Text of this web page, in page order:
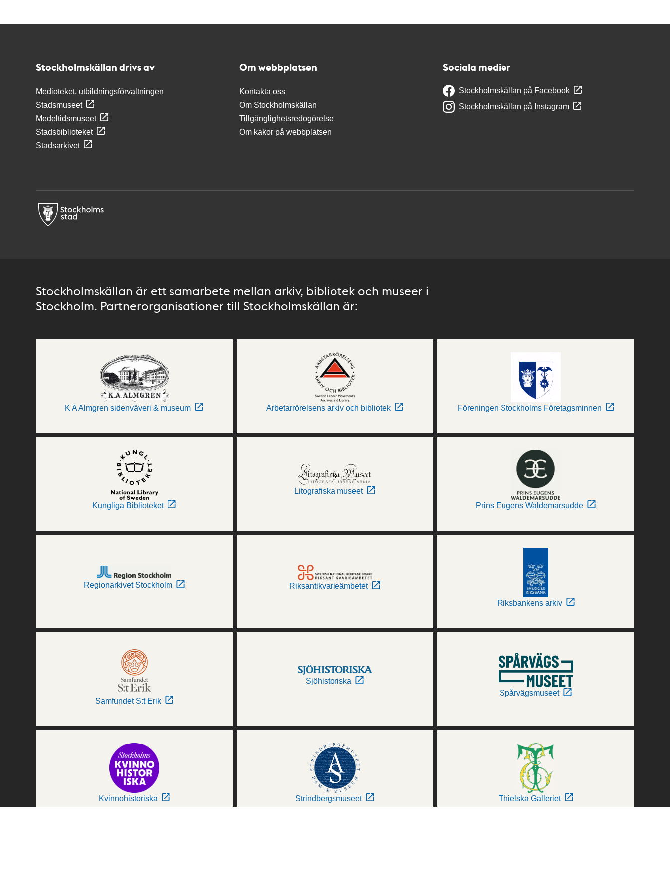
Stockholmskällan drivs av
Medioteket, utbildningsförvaltningen
Stadsmuseet
Medeltidsmuseet
Stadsbiblioteket
Stadsarkivet
Om webbplatsen
Kontakta oss
Om Stockholmskällan
Tillgänglighetsredogörelse
Om kakor på webbplatsen
Sociala medier
Stockholmskällan på Facebook
Stockholmskällan på Instagram
Stockholmskällan är ett samarbete mellan arkiv, bibliotek och museer i
Stockholm. Partnerorganisationer till Stockholmskällan är:
K A Almgren sidenväveri & museum Arbetarrörelsens arkiv och bibliotek Föreningen Stockholms Företagsminnen
Kungliga Biblioteket
Litografiska museet
Prins Eugens Waldemarsudde
Regionarkivet Stockholm Riksantikvarieämbetet
Riksbankens arkiv
Samfundet S:t Erik
Sjöhistoriska
Spårvägsmuseet
Kvinnohistoriska Strindbergsmuseet Thielska Galleriet